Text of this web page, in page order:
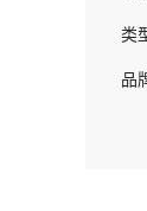
类
品